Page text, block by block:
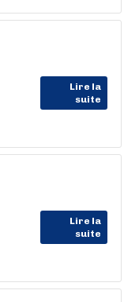
Lire la
suite
Lire la
suite